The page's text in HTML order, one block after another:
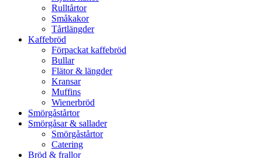
Rulltårtor
Småkakor
Tårtlängder
Kaffebröd
Förpackat kaffebröd
Bullar
Flätor & längder
Kransar
Muffins
Wienerbröd
Smörgåstårtor
Smörgåsar & sallader
Smörgåstårtor
Catering
Bröd & frallor